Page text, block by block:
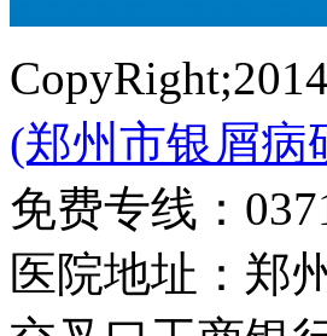
(郑州市银屑病
免费专线：
医院地址：郑